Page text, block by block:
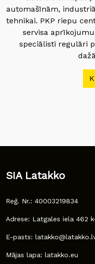
automašīnām,
tehnikai. PKP riepu
servisa
speciālisti regulāri
SIA Latakko
Reģ. Nr.: 40003219834
Adrese: Latgales iela 462
E-pasts:
Mājas lapa: latakko.eu